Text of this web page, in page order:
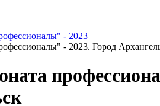
- 2023
- 2023. Город